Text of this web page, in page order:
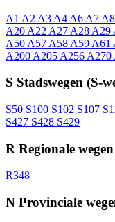
A1 A2 A3 A4 A6 A7 A8
A20 A22 A27 A28 A29
A50 A57 A58 A59 A61
A200 A205 A256 A270
S Stadswegen (S-
S50 S100 S102 S107
S427 S428 S429
R Regionale
R348
N Provinciale